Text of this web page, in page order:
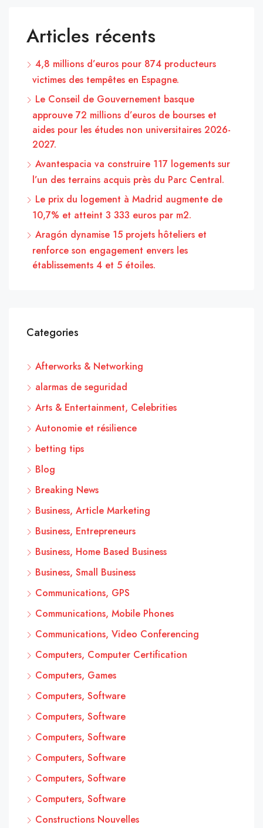
Articles récents
4,8 millions d’euros pour 874 producteurs
victimes des tempêtes en Espagne.
Le Conseil de Gouvernement basque
approuve 72 millions d’euros de bourses et
aides pour les études non universitaires 2026-
2027.
Avantespacia va construire 117 logements sur
l’un des terrains acquis près du Parc Central.
Le prix du logement à Madrid augmente de
10,7% et atteint 3 333 euros par m2.
Aragón dynamise 15 projets hôteliers et
renforce son engagement envers les
établissements 4 et 5 étoiles.
Categories
Afterworks & Networking
alarmas de seguridad
Arts & Entertainment, Celebrities
Autonomie et résilience
betting tips
Blog
Breaking News
Business, Article Marketing
Business, Entrepreneurs
Business, Home Based Business
Business, Small Business
Communications, GPS
Communications, Mobile Phones
Communications, Video Conferencing
Computers, Computer Certification
Computers, Games
Computers, Software
Computers, Software
Computers, Software
Computers, Software
Computers, Software
Computers, Software
Constructions Nouvelles